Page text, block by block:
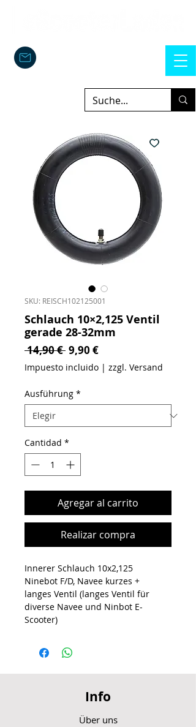
SKU: REISCH102125001
Schlauch 10×2,125 Ventil
gerade 28-32mm
14,90 € Precio
9,90 €Precio de oferta
Impuesto incluido | zzgl. Versand
Ausführung *
Cantidad *
Agregar al carrito
Realizar compra
Innerer Schlauch 10x2,125
Ninebot F/D, Navee kurzes +
langes Ventil (langes Ventil für
diverse Navee und Ninbot E-
Scooter)
Info
Über uns